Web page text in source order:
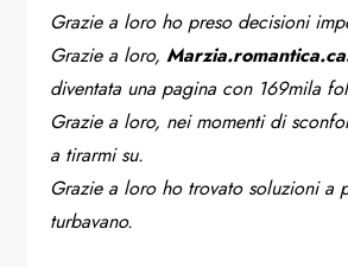
Grazie a loro ho preso decisioni
Grazie a loro,
diventata una pagina con 169mila
Grazie a loro, nei momenti di
a tirarmi su.
Grazie a loro ho trovato soluzioni a
turbavano.